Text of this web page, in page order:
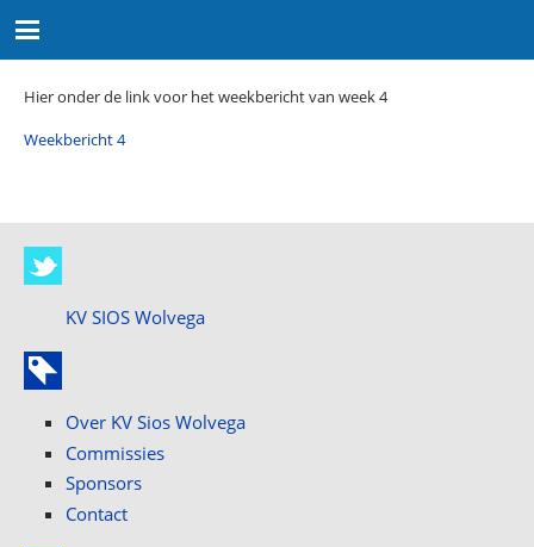
Hier onder de link voor het weekbericht van week 4
Weekbericht 4
KV SIOS Wolvega
Over KV Sios Wolvega
Commissies
Sponsors
Contact